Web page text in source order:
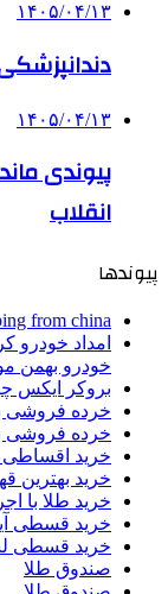
۱۴۰۵/۰۴/۱۳
۱۴۰۵/۰۴/۱۳
پیوندی
انقلاب
پیوندها
from china
امداد خودرو
خودرو بهمن
بروکر ایکس
خرده فروشی
خرده فروشی
خرید اقساطی
خرید بهترین
خرید طلا با
خرید قسطی
خرید قسطی
صندوق طلا